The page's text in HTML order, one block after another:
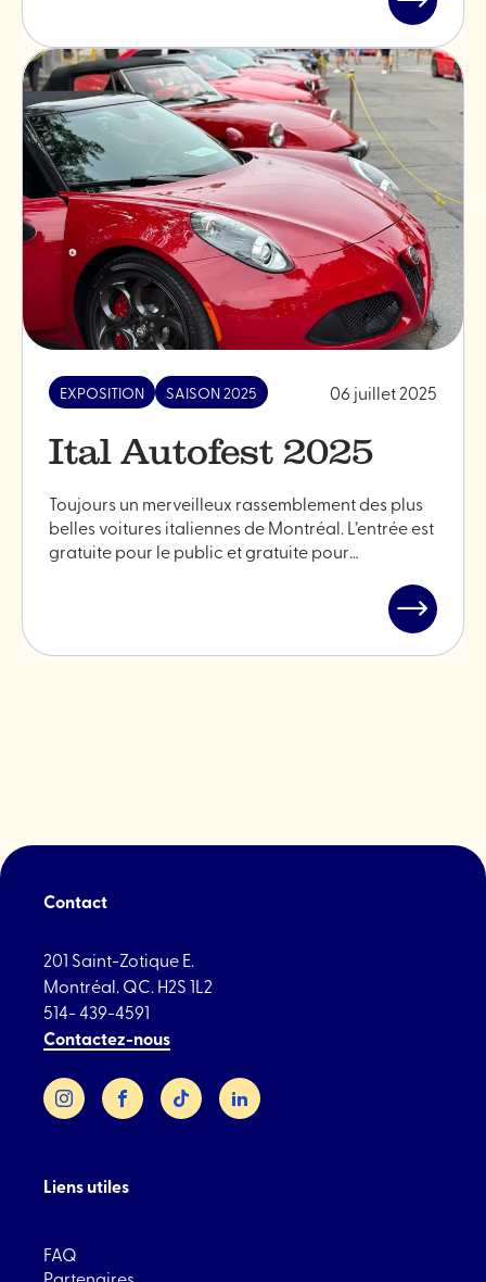
Lire
l'article
"Fête
quartier
Saint-
Antoine-
de-
Padoue"
EXPOSITION SAISON 2025 06 juillet 2025
Ital Autofest 2025
Toujours un merveilleux rassemblement des plus
belles voitures italiennes de Montréal. L’entrée est
gratuite pour le public et gratuite pour…
Lire
l'article
Contact
201 Saint-Zotique E.
Montréal. QC. H2S 1L2
514- 439-4591
Contactez-nous
InstagramFacebookTikTok LinkedIn
Liens utiles
FAQ